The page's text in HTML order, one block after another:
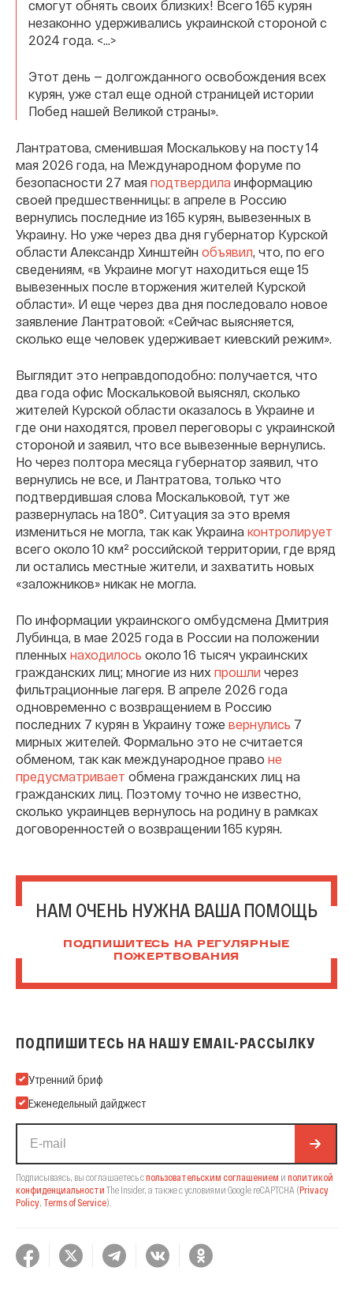
смогут обнять своих близких! Всего 165 курян
незаконно удерживались украинской стороной с
2024 года. <…>
Этот день — долгожданного освобождения всех
курян, уже стал еще одной страницей истории
Побед нашей Великой страны».
Лантратова, сменившая Москалькову на посту 14
мая 2026 года, на Международном форуме по
безопасности 27 мая подтвердила информацию
своей предшественницы: в апреле в Россию
вернулись последние из 165 курян, вывезенных в
Украину. Но уже через два дня губернатор Курской
области Александр Хинштейн объявил, что, по его
сведениям, «в Украине могут находиться еще 15
вывезенных после вторжения жителей Курской
области». И еще через два дня последовало новое
заявление Лантратовой: «Сейчас выясняется,
сколько еще человек удерживает киевский режим».
Выглядит это неправдоподобно: получается, что
два года офис Москальковой выяснял, сколько
жителей Курской области оказалось в Украине и
где они находятся, провел переговоры с украинской
стороной и заявил, что все вывезенные вернулись.
Но через полтора месяца губернатор заявил, что
вернулись не все, и Лантратова, только что
подтвердившая слова Москальковой, тут же
развернулась на 180°. Ситуация за это время
измениться не могла, так как Украина контролирует
всего около 10 км² российской территории, где вряд
ли остались местные жители, и захватить новых
«заложников» никак не могла.
По информации украинского омбудсмена Дмитрия
Лубинца, в мае 2025 года в России на положении
пленных находилось около 16 тысяч украинских
гражданских лиц; многие из них прошли через
фильтрационные лагеря. В апреле 2026 года
одновременно с возвращением в Россию
последних 7 курян в Украину тоже вернулись 7
мирных жителей. Формально это не считается
обменом, так как международное право не
предусматривает обмена гражданских лиц на
гражданских лиц. Поэтому точно не известно,
сколько украинцев вернулось на родину в рамках
договоренностей о возвращении 165 курян.
НАМ ОЧЕНЬ НУЖНА ВАША ПОМОЩЬ
ПОДПИШИТЕСЬ НА РЕГУЛЯРНЫЕ
ПОЖЕРТВОВАНИЯ
ПОДПИШИТЕСЬ НА НАШУ EMAIL-РАССЫЛКУ
Подпишитесь на нашу Email-рассылку
Утренний бриф
Еженедельный дайджест
Подписываясь, вы соглашаетесь спользовательским соглашением и политикой
конфиденциальности The Insider, а также с условиями Google reCAPTCHA (Privacy
Policy, Terms of Service).